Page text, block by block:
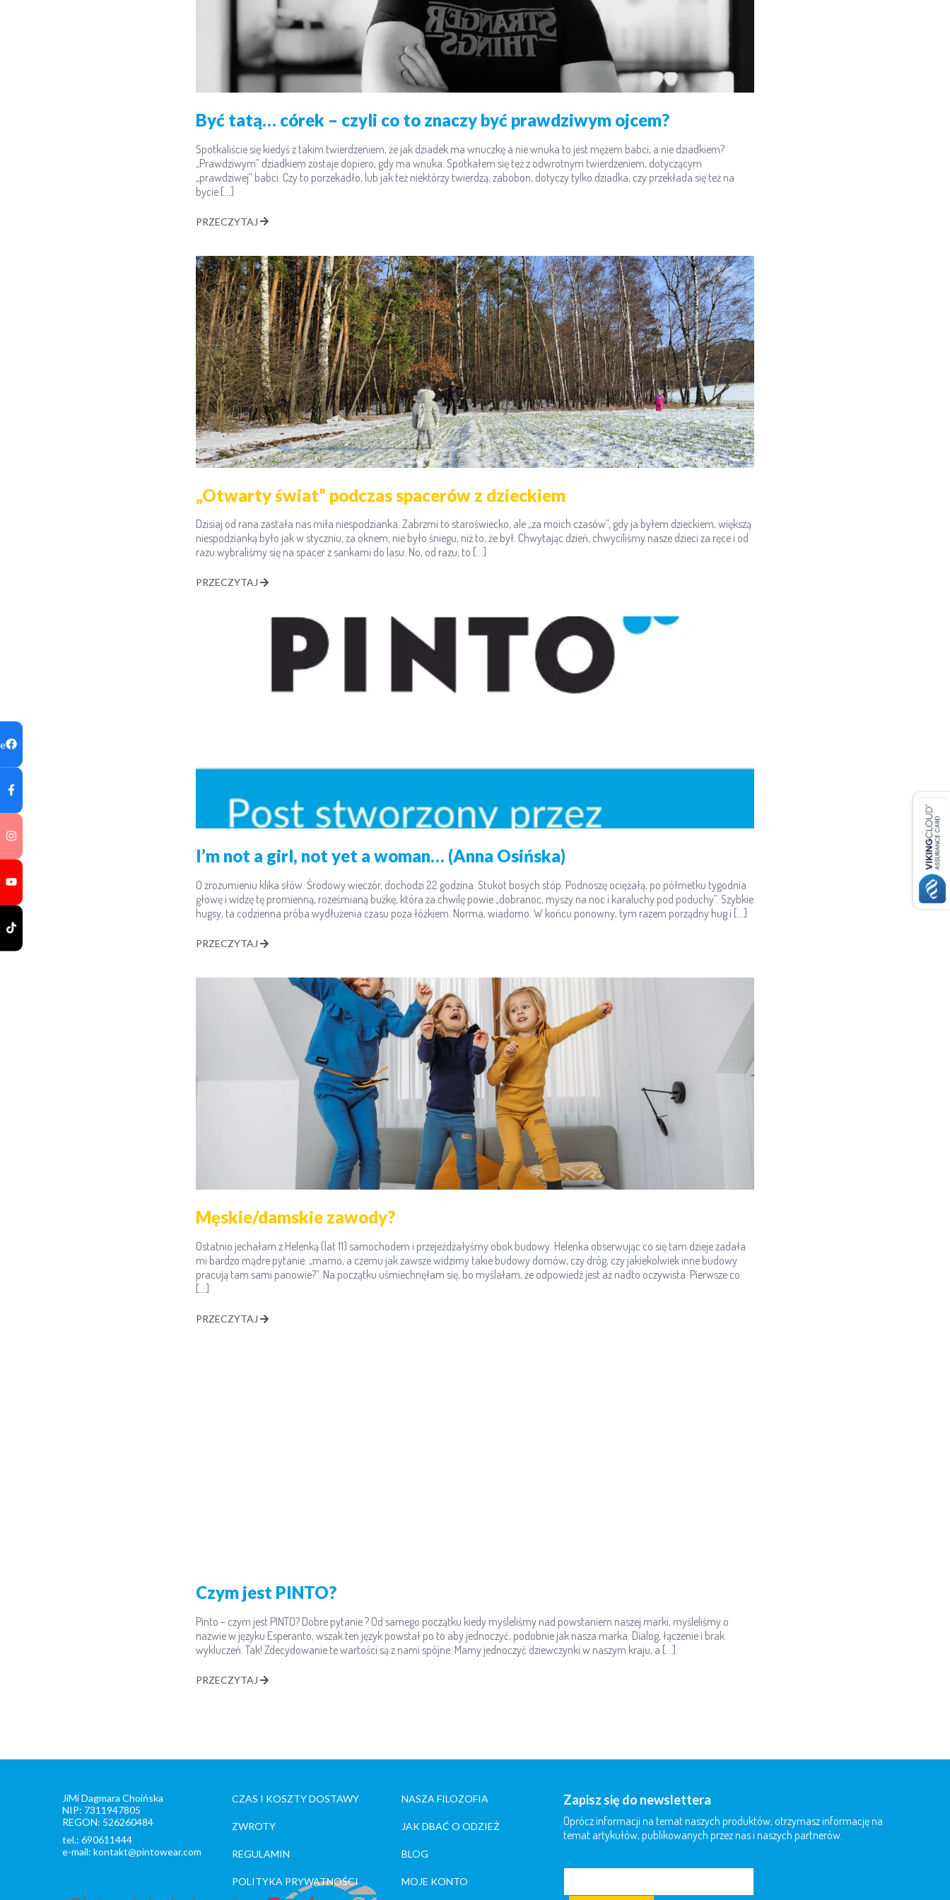
Być tatą… córek – czyli co to znaczy być prawdziwym ojcem?
Spotkaliście się kiedyś z takim twierdzeniem, że jak dziadek ma wnuczkę a nie wnuka to jest mężem babci, a nie dziadkiem?
„Prawdziwym” dziadkiem zostaje dopiero, gdy ma wnuka. Spotkałem się też z odwrotnym twierdzeniem, dotyczącym
„prawdziwej” babci. Czy to porzekadło, lub jak też niektórzy twierdzą, zabobon, dotyczy tylko dziadka, czy przekłada się też na
bycie […]
PRZECZYTAJ
„Otwarty świat” podczas spacerów z dzieckiem
Dzisiaj od rana zastała nas miła niespodzianka. Zabrzmi to staroświecko, ale „za moich czasów”, gdy ja byłem dzieckiem, większą
niespodzianką było jak w styczniu, za oknem, nie było śniegu, niż to, że był. Chwytając dzień, chwyciliśmy nasze dzieci za ręce i od
razu wybraliśmy się na spacer z sankami do lasu. No, od razu, to […]
PRZECZYTAJ
I’m not a girl, not yet a woman… (Anna Osińska)
O zrozumieniu klika słów. Środowy wieczór, dochodzi 22 godzina. Stukot bosych stóp. Podnoszę ociężałą, po półmetku tygodnia
głowę i widzę tę promienną, roześmianą buźkę, która za chwilę powie „dobranoc, myszy na noc i karaluchy pod poduchy”. Szybkie
hugsy, ta codzienna próba wydłużenia czasu poza łóżkiem. Norma, wiadomo. W końcu ponowny, tym razem porządny hug i […]
PRZECZYTAJ
Męskie/damskie zawody?
Ostatnio jechałam z Helenką (lat 11) samochodem i przejeżdżałyśmy obok budowy. Helenka obserwując co się tam dzieje zadała
mi bardzo mądre pytanie: „mamo, a czemu jak zawsze widzimy takie budowy domów, czy dróg, czy jakiekolwiek inne budowy
pracują tam sami panowie?”. Na początku uśmiechnęłam się, bo myślałam, że odpowiedź jest aż nadto oczywista. Pierwsze co
[…]
PRZECZYTAJ
Czym jest PINTO?
Pinto – czym jest PINTO? Dobre pytanie ? Od samego początku kiedy myśleliśmy nad powstaniem naszej marki, myśleliśmy o
nazwie w języku Esperanto, wszak ten język powstał po to aby jednoczyć, podobnie jak nasza marka. Dialog, łączenie i brak
wykluczeń. Tak! Zdecydowanie te wartości są z nami spójne. Mamy jednoczyć dziewczynki w naszym kraju, a […]
PRZECZYTAJ
JiMi Dagmara Choińska
NIP: 7311947805
REGON: 526260484
tel.: 690611444
e-mail: kontakt@pintowear.com
CZAS I KOSZTY DOSTAWY
ZWROTY
REGULAMIN
POLITYKA PRYWATNOŚCI
NASZA FILOZOFIA
JAK DBAĆ O ODZIEŻ
BLOG
MOJE KONTO
Zapisz się do newslettera
Oprócz informacji na temat naszych produktów, otrzymasz informację na
temat artykułów, publikowanych przez nas i naszych partnerów.